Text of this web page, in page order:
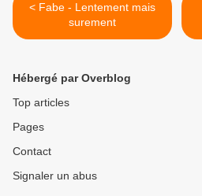
< Fabe - Lentement mais
surement
Hébergé par Overblog
Top articles
Pages
Contact
Signaler un abus